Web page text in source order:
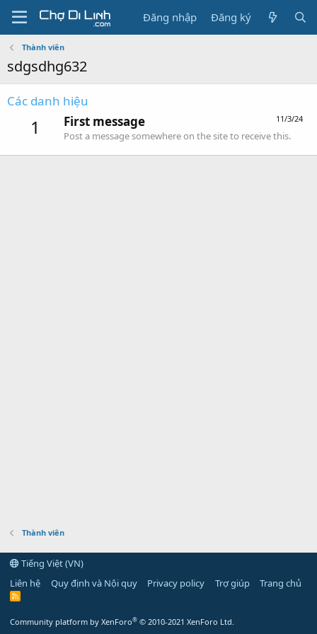
Đăng nhập Đăng ký
Thành viên
sdgsdhg632
Các danh hiệu
1 11/3/24
First message
Post a message somewhere on the site to receive this.
Thành viên
Tiếng Việt (VN)
Liên hệ
Quy định và Nội quy Privacy policy Trợ giúp Trang chủ
R
Community platform by XenForo® © 2010-2021 XenForo Ltd.